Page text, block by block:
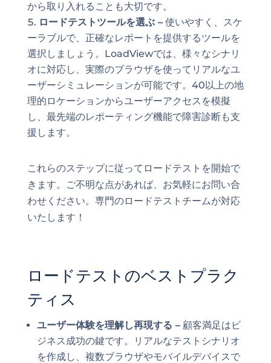
から取り入れることも大切です。
ロードテストツールを選ぶ –使いやすく、スケ
ーラブルで、正確なレポートを提供するツールを
選択しましょう。LoadViewでは、様々なシナリ
オに対応し、実際のブラウザを使ってリアルなユ
ーザーシミュレーションが可能です。40以上の地
理的ロケーションからユーザーアクセスを模擬
し、最先端のレポーティング機能で障害診断も支
援します。
これらのステップに従ってロードテストを開始で
きます。ご不明な点があれば、お気軽にお問い合
わせください。専門のロードテストチームが対応
いたします！
ロードテストのベストプラク
ティス
ユーザー体験を理解し再現する –顧客満足はビ
ジネス成功の鍵です。リアルなテストシナリオ
を作成し、複数ブラウザやモバイルデバイスで